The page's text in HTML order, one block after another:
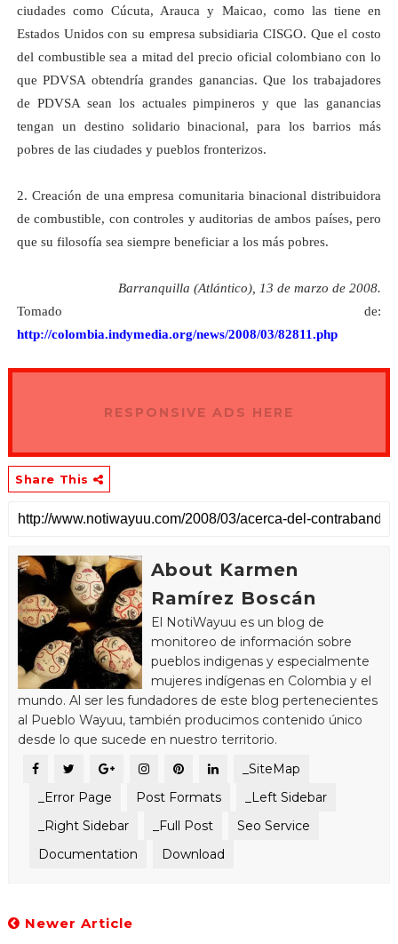
ciudades como Cúcuta, Arauca y Maicao, como las tiene en
Estados Unidos con su empresa subsidiaria CISGO. Que el costo
del combustible sea a mitad del precio oficial colombiano con lo
que PDVSA obtendría grandes ganancias. Que los trabajadores
de PDVSA sean los actuales pimpineros y que las ganancias
tengan un destino solidario binacional, para los barrios más
pobres de las ciudades y pueblos fronterizos.
2. Creación de una empresa comunitaria binacional distribuidora
de combustible, con controles y auditorias de ambos países, pero
que su filosofía sea siempre beneficiar a los más pobres.
Barranquilla (Atlántico), 13 de marzo de 2008.
Tomado de:
http://colombia.indymedia.org/news/2008/03/82811.php
RESPONSIVE ADS HERE
Share This
About Karmen
Ramírez Boscán
El NotiWayuu es un blog de
monitoreo de información sobre
pueblos indigenas y especialmente
mujeres indígenas en Colombia y el
mundo. Al ser les fundadores de este blog pertenecientes
al Pueblo Wayuu, también producimos contenido único
desde lo que sucede en nuestro territorio.
_SiteMap
_Error Page
Post Formats
_Left Sidebar
_Right Sidebar
_Full Post
Seo Service
Documentation
Download
Newer Article